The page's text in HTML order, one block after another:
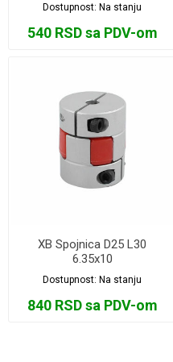
Dostupnost:Na stanju
540 RSD sa PDV-om
XB Spojnica D25 L30
6.35x10
Dostupnost:Na stanju
840 RSD sa PDV-om